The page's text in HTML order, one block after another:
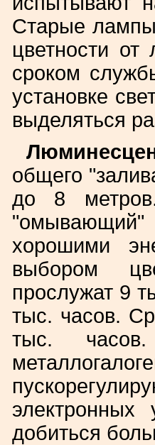
Старые лампы
цветности
сроком
установке
выделяться
общего
до 8
"омывающий"
хорошими
выбором
прослужат 9
тыс. часов.
тыс.
электронных
добиться